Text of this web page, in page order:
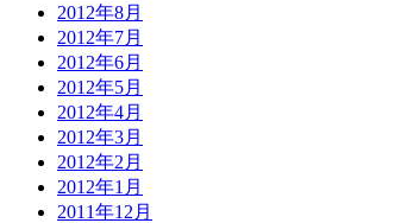
2012年8月
2012年7月
2012年6月
2012年5月
2012年4月
2012年3月
2012年2月
2012年1月
2011年12月